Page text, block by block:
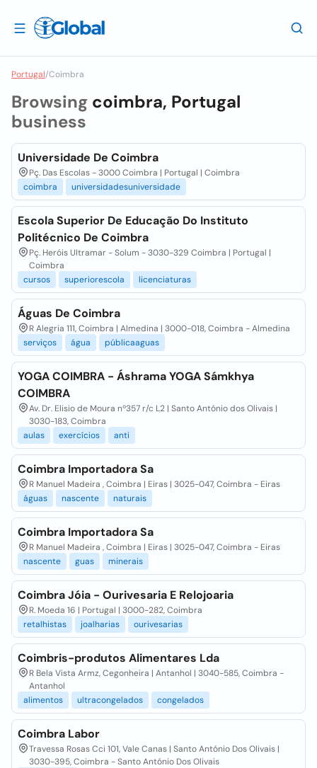
Portugal/Coimbra
Browsing coimbra, Portugal
business
Universidade De Coimbra
Pç. Das Escolas - 3000 Coimbra | Portugal | Coimbra
coimbra
universidadesuniversidade
Escola Superior De Educação Do Instituto
Politécnico De Coimbra
Pç. Heróis Ultramar - Solum - 3030-329 Coimbra | Portugal |
Coimbra
cursos
superiorescola licenciaturas
Águas De Coimbra
R Alegria 111, Coimbra | Almedina | 3000-018, Coimbra - Almedina
serviços
água públicaaguas
YOGA COIMBRA - Áshrama YOGA Sámkhya
COIMBRA
Av. Dr. Elisio de Moura nº357 r/c L2 | Santo António dos Olivais |
3030-183, Coimbra
aulas
exercícios anti
Coimbra Importadora Sa
R Manuel Madeira , Coimbra | Eiras | 3025-047, Coimbra - Eiras
águas
nascente naturais
Coimbra Importadora Sa
R Manuel Madeira , Coimbra | Eiras | 3025-047, Coimbra - Eiras
nascente
guas minerais
Coimbra Jóia - Ourivesaria E Relojoaria
R. Moeda 16 | Portugal | 3000-282, Coimbra
retalhistas
joalharias ourivesarias
Coimbris-produtos Alimentares Lda
R Bela Vista Armz, Cegonheira | Antanhol | 3040-585, Coimbra -
Antanhol
alimentos
ultracongelados congelados
Coimbra Labor
Travessa Rosas Cci 101, Vale Canas | Santo António Dos Olivais |
3030-395, Coimbra - Santo António Dos Olivais